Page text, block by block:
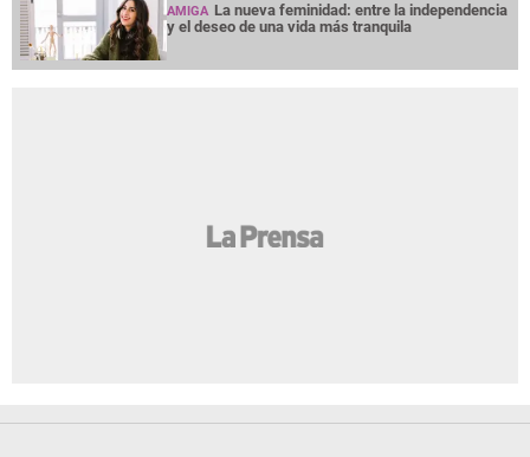
AMIGA La nueva feminidad: entre la independencia
y el deseo de una vida más tranquila